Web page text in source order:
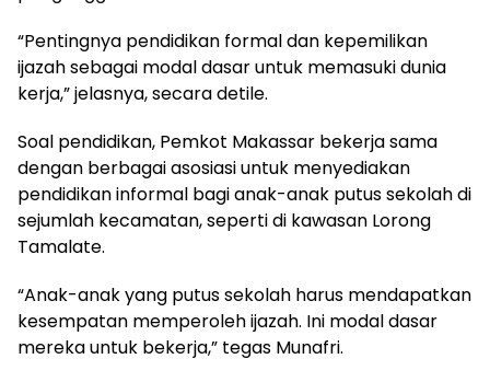
“Pentingnya pendidikan formal dan kepemilikan
ijazah sebagai modal dasar untuk memasuki dunia
kerja,” jelasnya, secara detile.
Soal pendidikan, Pemkot Makassar bekerja sama
dengan berbagai asosiasi untuk menyediakan
pendidikan informal bagi anak-anak putus sekolah di
sejumlah kecamatan, seperti di kawasan Lorong
Tamalate.
“Anak-anak yang putus sekolah harus mendapatkan
kesempatan memperoleh ijazah. Ini modal dasar
mereka untuk bekerja,” tegas Munafri.